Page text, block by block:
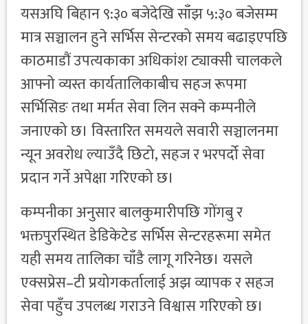
यसअघि बिहान ९:३० बजेदेखि साँझ ५:३० बजेसम्म
मात्र सञ्चालन हुने सर्भिस सेन्टरको समय बढाइएपछि
काठमाडौं उपत्यकाका अधिकांश ट्याक्सी चालकले
आफ्नो व्यस्त कार्यतालिकाबीच सहज रूपमा
सर्भिसिङ तथा मर्मत सेवा लिन सक्ने कम्पनीले
जनाएको छ। विस्तारित समयले सवारी सञ्चालनमा
न्यून अवरोध ल्याउँदै छिटो, सहज र भरपर्दो सेवा
प्रदान गर्ने अपेक्षा गरिएको छ।
कम्पनीका अनुसार बालकुमारीपछि गोंगबु र
भक्तपुरस्थित डेडिकेटेड सर्भिस सेन्टरहरूमा समेत
यही समय तालिका चाँडै लागू गरिनेछ। यसले
एक्सप्रेस–टी प्रयोगकर्तालाई अझ व्यापक र सहज
सेवा पहुँच उपलब्ध गराउने विश्वास गरिएको छ।